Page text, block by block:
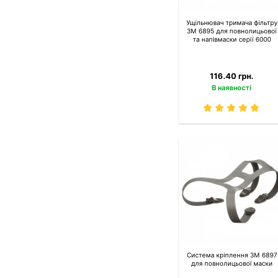
Ущільнювач тримача фільтру
3M 6895 для повнолицьової
та напівмаски серії 6000
116.40 грн.
В наявності
Система кріплення 3M 6897
для повнолицьової маски